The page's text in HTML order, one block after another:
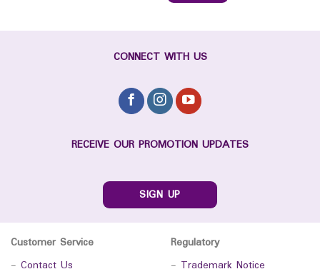
CONNECT WITH US
RECEIVE OUR PROMOTION UPDATES
SIGN UP
Customer Service
- Contact Us
Regulatory
- Trademark Notice